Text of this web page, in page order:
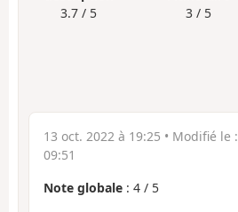
3.7 / 5
3 / 5
13 oct. 2022 à 19:25 • Modifié le :
09:51
Note globale : 4 / 5